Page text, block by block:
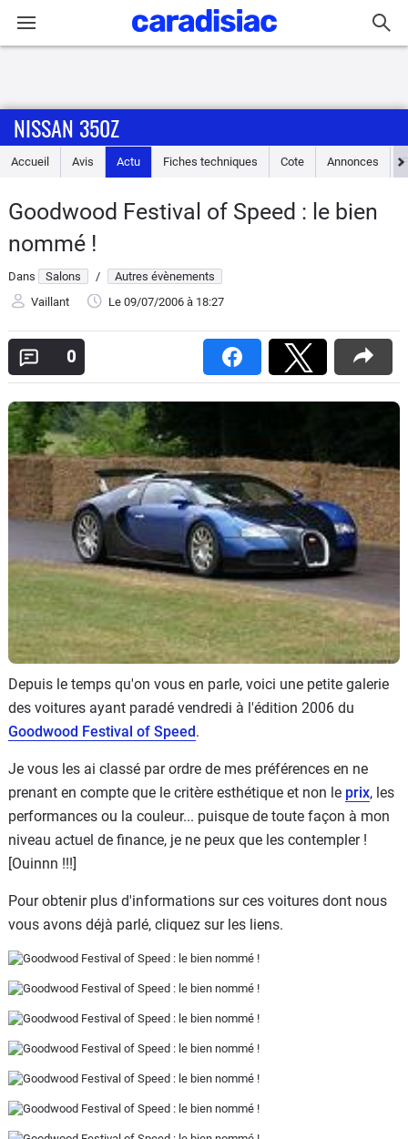
Accueil
Essais
Guide
d'achat
Electriques
Utilitaires
Flottes
Auto
Services
Moto
Marques
NISSAN 350Z
Accueil Avis Actu Fiches techniques Cote Annonces
Goodwood Festival of Speed : le bien
nommé !
Dans Salons /
Autres évènements
Vaillant
Le 09/07/2006 à 18:27
0
Depuis le temps qu'on vous en parle, voici une petite galerie
des voitures ayant paradé vendredi à l'édition 2006 du
Goodwood Festival of Speed.
Je vous les ai classé par ordre de mes préférences en ne
prenant en compte que le critère esthétique et non le prix, les
performances ou la couleur... puisque de toute façon à mon
niveau actuel de finance, je ne peux que les contempler !
[Ouinnn !!!]
Pour obtenir plus d'informations sur ces voitures dont nous
vous avons déjà parlé, cliquez sur les liens.